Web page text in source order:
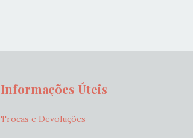
Informações Úteis
Trocas e Devoluções